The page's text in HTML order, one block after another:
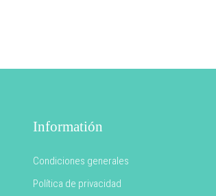
Informatión
Condiciones generales
Política de privacidad